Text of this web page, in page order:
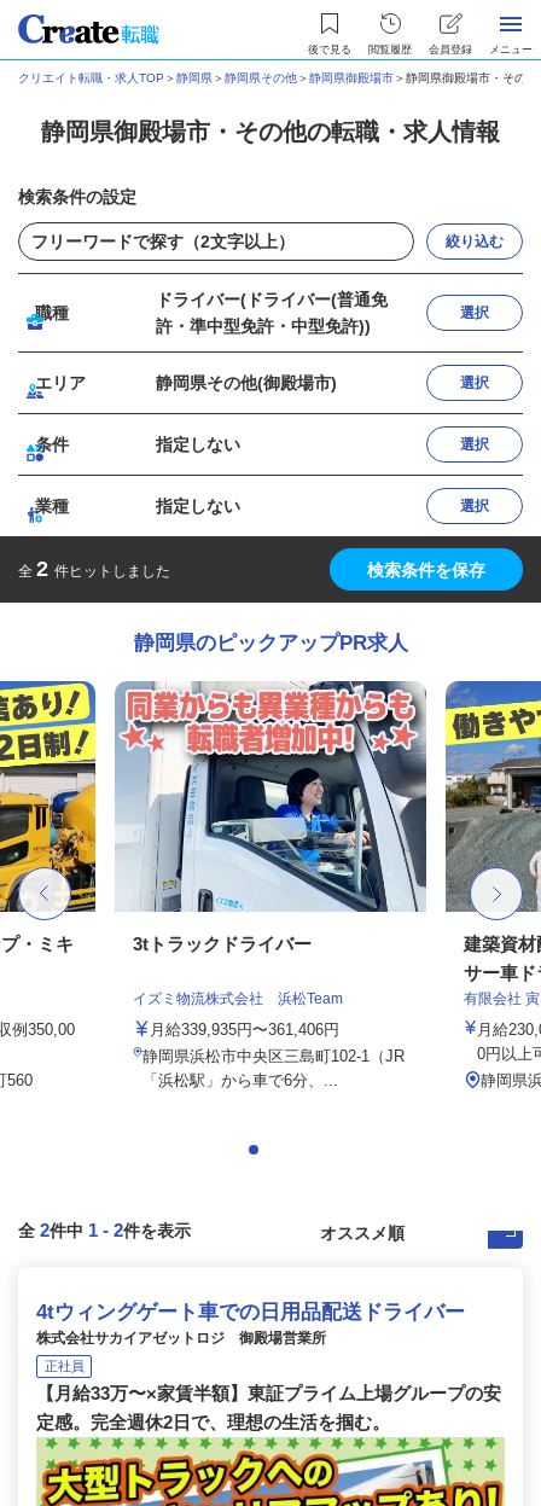
後で見る 閲覧履歴 会員登録 メニュー
クリエイト転職・求人TOP ＞静岡県＞静岡県その他＞静岡県御殿場市＞静岡県御殿場市・その
静岡県御殿場市・その他の転職・求人情報
検索条件の設定
絞り込む
職種
ドライバー(ドライバー(普通免
許・準中型免許・中型免許))
選択
エリア 静岡県その他(御殿場市) 選択
条件 指定しない 選択
業種 指定しない 選択
全 2 件ヒットしました 検索条件を保存
静岡県のピックアップPR求人
・ミキ
例350,00
560
3tトラックドライバー
イズミ物流株式会社 浜松Team
月給339,935円〜361,406円
静岡県浜松市中央区三島町102-1（JR
「浜松駅」から車で6分、...
建築資材
サー車ド
有限会社
月給
0円以上
静岡県
全 2件中 1 - 2件を表示
4tウィングゲート車での日用品配送ドライバー
株式会社サカイアゼットロジ 御殿場営業所
正社員
【月給33万〜×家賃半額】東証プライム上場グループの安
定感。完全週休2日で、理想の生活を掴む。